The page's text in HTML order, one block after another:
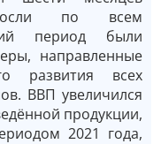
по всем
период были
направленные
развития всех
ВВП увеличился
продукции,
2021 года,